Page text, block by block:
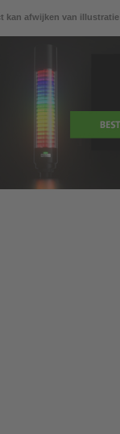
kan afwijken van illustratie